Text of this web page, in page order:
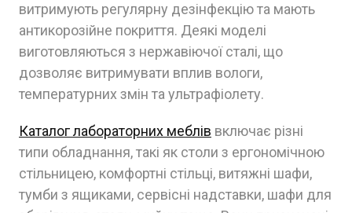
витримують регулярну дезінфекцію та мають
антикорозійне покриття. Деякі моделі
виготовляються з нержавіючої сталі, що
дозволяє витримувати вплив вологи,
температурних змін та ультрафіолету.
Каталог лабораторних меблів включає різні
типи обладнання, такі як столи з ергономічною
стільницею, комфортні стільці, витяжні шафи,
тумби з ящиками, сервісні надставки, шафи для